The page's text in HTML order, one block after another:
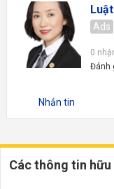
Ads
0
Đánh
Nhắn tin
Các thông tin